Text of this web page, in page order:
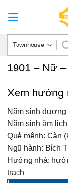
1901 – Nữ
Xem hướng
Năm sinh dương
Năm sinh âm lịch:
Quẻ mệnh: Càn
Ngũ hành: Bích
Hướng nhà:
trạch